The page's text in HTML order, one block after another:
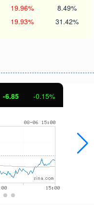
19.96% 8.49%
19.93% 31.42%
-6.85 -0.15%